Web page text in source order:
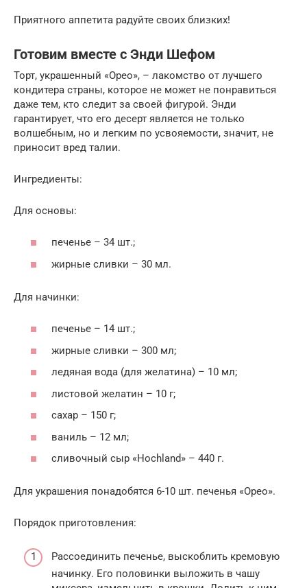
Приятного аппетита радуйте своих близких!
Готовим вместе с Энди Шефом
Торт, украшенный «Орео», – лакомство от лучшего
кондитера страны, которое не может не понравиться
даже тем, кто следит за своей фигурой. Энди
гарантирует, что его десерт является не только
волшебным, но и легким по усвояемости, значит, не
приносит вред талии.
Ингредиенты:
Для основы:
печенье – 34 шт.;
жирные сливки – 30 мл.
Для начинки:
печенье – 14 шт.;
жирные сливки – 300 мл;
ледяная вода (для желатина) – 10 мл;
листовой желатин – 10 г;
сахар – 150 г;
ваниль – 12 мл;
сливочный сыр «Hochland» – 440 г.
Для украшения понадобятся 6-10 шт. печенья «Орео».
Порядок приготовления:
Рассоединить печенье, выскоблить кремовую
начинку. Его половинки выложить в чашу